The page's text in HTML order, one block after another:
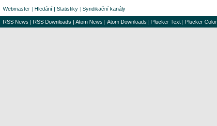
Webmaster | Hledání | Statistiky | Syndikační kanály
RSS News | RSS Downloads | Atom News | Atom Downloads | Plucker Text | Plucker Color